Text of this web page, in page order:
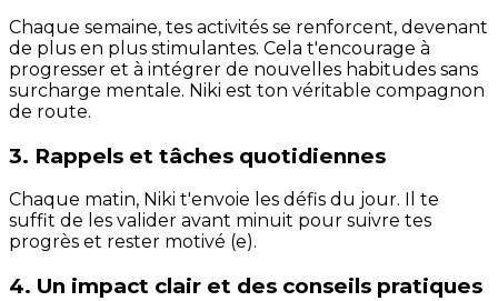
Chaque semaine, tes activités se renforcent, devenant
de plus en plus stimulantes. Cela t'encourage à
progresser et à intégrer de nouvelles habitudes sans
surcharge mentale. Niki est ton véritable compagnon
de route.
3. Rappels et tâches quotidiennes
Chaque matin, Niki t'envoie les défis du jour. Il te
suffit de les valider avant minuit pour suivre tes
progrès et rester motivé (e).
4. Un impact clair et des conseils pratiques